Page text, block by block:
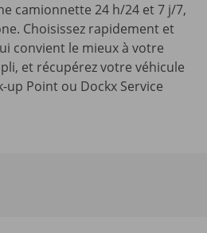
camionnette 24 h/24 et 7 j/7,
Choisissez rapidement et
convient le mieux à votre
et récupérez votre véhicule
up Point ou Dockx Service